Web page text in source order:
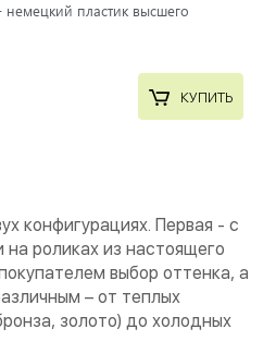
пластик высшего
КУПИТЬ
конфигурациях. Первая - с
роликах из настоящего
выбор оттенка, а
– от теплых
золото) до холодных